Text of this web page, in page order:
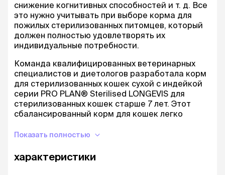
снижение когнитивных способностей и т. д. Все
это нужно учитывать при выборе корма для
пожилых стерилизованных питомцев, который
должен полностью удовлетворять их
индивидуальные потребности.
Команда квалифицированных ветеринарных
специалистов и диетологов разработала корм
для стерилизованных кошек сухой с индейкой
серии PRO PLAN® Sterilised LONGEVIS для
стерилизованных кошек старше 7 лет. Этот
сбалансированный корм для кошек легко
питомцев всеми питательными веществами,
активности в любом возрасте.
Показать полностью
характеристики